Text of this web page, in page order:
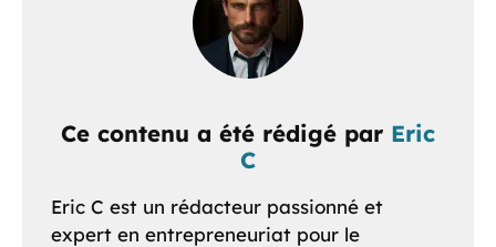
Ce contenu a été rédigé par Eric
C
Eric C est un rédacteur passionné et
expert en entrepreneuriat pour le